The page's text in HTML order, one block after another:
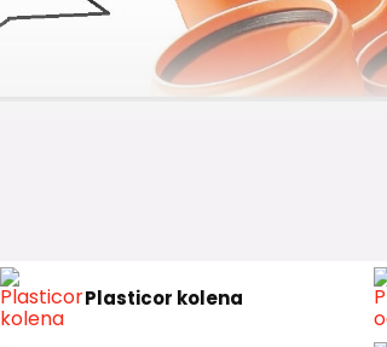
Plasticor kolena